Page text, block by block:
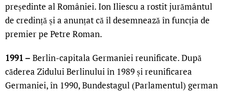
președinte al României. Ion Iliescu a rostit jurământul
de credință și a anunțat că îl desemnează în funcția de
premier pe Petre Roman.
1991 –Berlin-capitala Germaniei reunificate. După
căderea Zidului Berlinului în 1989 și reunificarea
Germaniei, în 1990, Bundestagul (Parlamentul) german